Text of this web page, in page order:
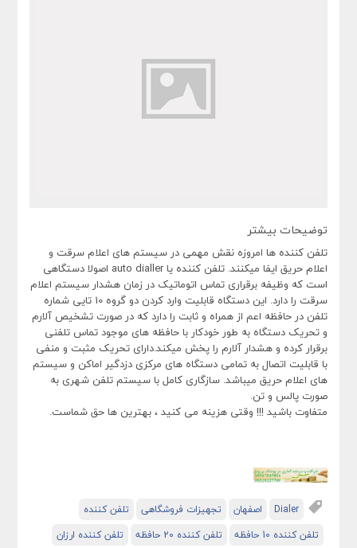
توضیحات بیشتر
تلفن کننده ها امروزه نقش مهمی در سیستم های اعلام سرقت و
اعلام حریق ایفا میکنند. تلفن کننده یا auto dialler اصولا دستگاهی
است که وظیفه برقراری تماس اتوماتیک در زمان هشدار سیستم اعلام
سرقت را دارد. این دستگاه قابلیت وارد کردن دو گروه 10 تایی شماره
تلفن در حافظه اعم از همراه و ثابت را دارد که در صورت تشخیص آلارم
و تحریک دستگاه به طور خودکار با حافظه های موجود تماس تلفنی
برقرار کرده و هشدار آلارم را پخش میکند.دارای تحریک مثبت و منفی
با قابلیت اتصال به تمامی دستگاه های مرکزی دزدگیر اماکن و سیستم
های اعلام حریق میباشد. سازگاری کامل با سیستم تلفن شهری به
صورت پالس و تن.
متفاوت باشید !!! وقتی هزینه می کنید ، بهترین ها حق شماست.
Dialer اصفهان تجهیزات فروشگاهی
تلفن کننده
تلفن کننده 10 حافظه
تلفن کننده 20 حافظه
تلفن کننده ارزان